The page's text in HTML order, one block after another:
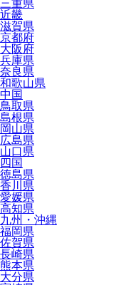
三重県
近畿
滋賀県
京都府
大阪府
兵庫県
奈良県
和歌山県
中国
鳥取県
島根県
岡山県
広島県
山口県
四国
徳島県
香川県
愛媛県
高知県
九州・沖縄
福岡県
佐賀県
長崎県
熊本県
大分県